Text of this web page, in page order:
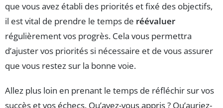
que vous avez établi des priorités et fixé des objectifs,
il est vital de prendre le temps de réévaluer
régulièrement vos progrès. Cela vous permettra
d’ajuster vos priorités si nécessaire et de vous assurer
que vous restez sur la bonne voie.
Allez plus loin en prenant le temps de réfléchir sur vos
succès et vos échecs. Qu’avez-vous appris ? Qu’auriez-